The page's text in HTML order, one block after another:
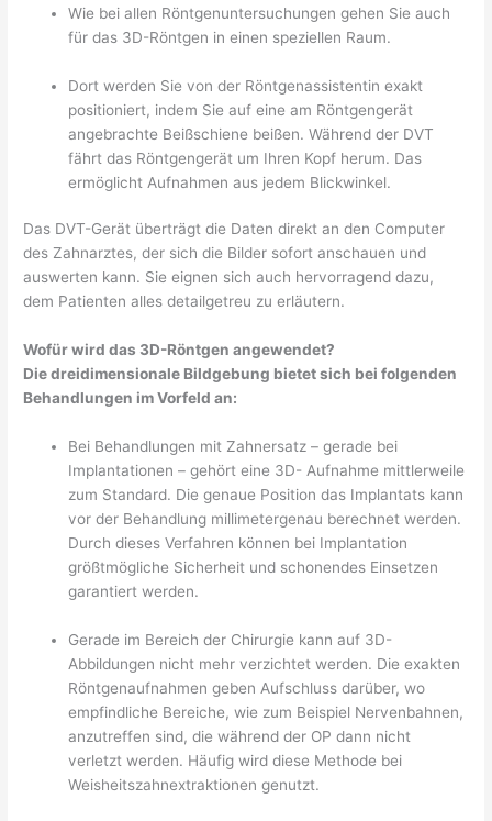
Wie bei allen Röntgenuntersuchungen gehen Sie auch
für das 3D-Röntgen in einen speziellen Raum.
Dort werden Sie von der Röntgenassistentin exakt
positioniert, indem Sie auf eine am Röntgengerät
angebrachte Beißschiene beißen. Während der DVT
fährt das Röntgengerät um Ihren Kopf herum. Das
ermöglicht Aufnahmen aus jedem Blickwinkel.
Das DVT-Gerät überträgt die Daten direkt an den Computer
des Zahnarztes, der sich die Bilder sofort anschauen und
auswerten kann. Sie eignen sich auch hervorragend dazu,
dem Patienten alles detailgetreu zu erläutern.
Wofür wird das 3D-Röntgen angewendet?
Die dreidimensionale Bildgebung bietet sich bei folgenden
Behandlungen im Vorfeld an:
Bei Behandlungen mit Zahnersatz – gerade bei
Implantationen – gehört eine 3D- Aufnahme mittlerweile
zum Standard. Die genaue Position das Implantats kann
vor der Behandlung millimetergenau berechnet werden.
Durch dieses Verfahren können bei Implantation
größtmögliche Sicherheit und schonendes Einsetzen
garantiert werden.
Gerade im Bereich der Chirurgie kann auf 3D-
Abbildungen nicht mehr verzichtet werden. Die exakten
Röntgenaufnahmen geben Aufschluss darüber, wo
empfindliche Bereiche, wie zum Beispiel Nervenbahnen,
anzutreffen sind, die während der OP dann nicht
verletzt werden. Häufig wird diese Methode bei
Weisheitszahnextraktionen genutzt.